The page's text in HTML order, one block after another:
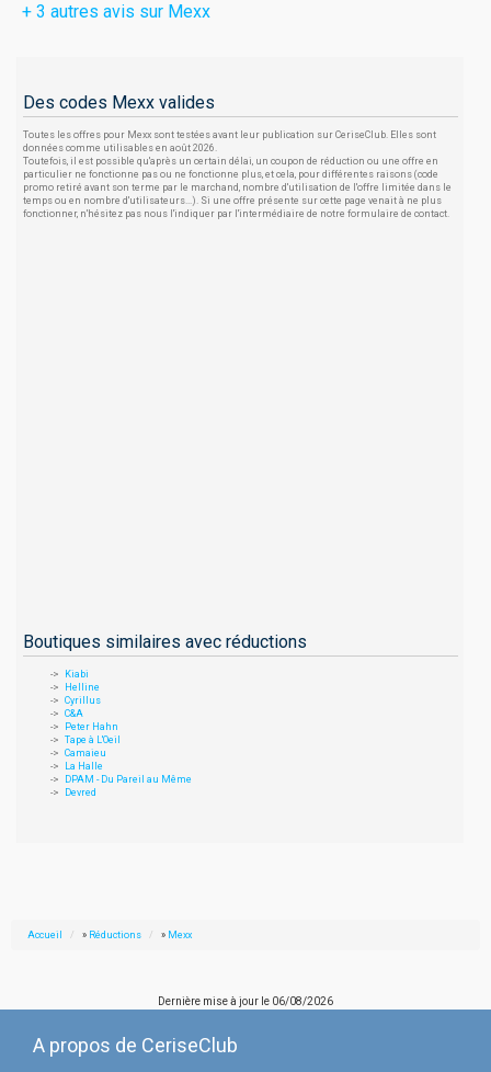
+ 3 autres avis sur Mexx
Des codes Mexx valides
Toutes les offres pour Mexx sont testées avant leur publication sur CeriseClub. Elles sont
données comme utilisables en août 2026.
Toutefois, il est possible qu'après un certain délai, un coupon de réduction ou une offre en
particulier ne fonctionne pas ou ne fonctionne plus, et cela, pour différentes raisons (code
promo retiré avant son terme par le marchand, nombre d'utilisation de l'offre limitée dans le
temps ou en nombre d'utilisateurs...). Si une offre présente sur cette page venait à ne plus
fonctionner, n'hésitez pas nous l'indiquer par l'intermédiaire de notre formulaire de contact.
Boutiques similaires avec réductions
Kiabi
Helline
Cyrillus
C&A
Peter Hahn
Tape à L'Oeil
Camaieu
La Halle
DPAM - Du Pareil au Même
Devred
Accueil » Réductions » Mexx
Dernière mise à jour le 06/08/2026
A propos de CeriseClub